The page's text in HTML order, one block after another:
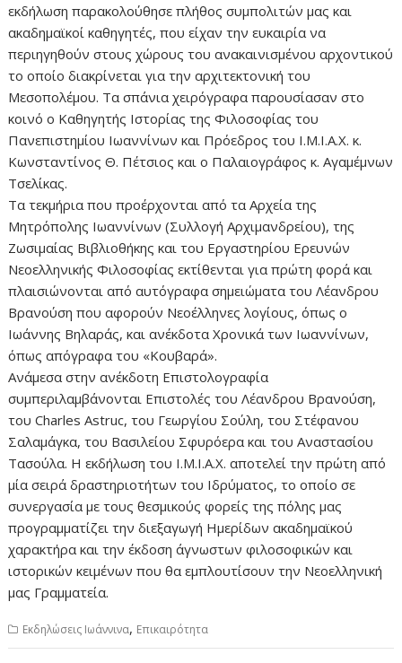
εκδήλωση παρακολούθησε πλήθος συμπολιτών μας και
ακαδημαϊκοί καθηγητές, που είχαν την ευκαιρία να
περιηγηθούν στους χώρους του ανακαινισμένου αρχοντικού
το οποίο διακρίνεται για την αρχιτεκτονική του
Μεσοπολέμου. Τα σπάνια χειρόγραφα παρουσίασαν στο
κοινό ο Καθηγητής Ιστορίας της Φιλοσοφίας του
Πανεπιστημίου Ιωαννίνων και Πρόεδρος του Ι.Μ.Ι.Α.Χ. κ.
Κωνσταντίνος Θ. Πέτσιος και ο Παλαιογράφος κ. Αγαμέμνων
Τσελίκας.
Τα τεκμήρια που προέρχονται από τα Αρχεία της
Μητρόπολης Ιωαννίνων (Συλλογή Αρχιμανδρείου), της
Ζωσιμαίας Βιβλιοθήκης και του Εργαστηρίου Ερευνών
Νεοελληνικής Φιλοσοφίας εκτίθενται για πρώτη φορά και
πλαισιώνονται από αυτόγραφα σημειώματα του Λέανδρου
Βρανούση που αφορούν Νεοέλληνες λογίους, όπως ο
Ιωάννης Βηλαράς, και ανέκδοτα Χρονικά των Ιωαννίνων,
όπως απόγραφα του «Κουβαρά».
Ανάμεσα στην ανέκδοτη Επιστολογραφία
συμπεριλαμβάνονται Επιστολές του Λέανδρου Βρανούση,
του Charles Astruc, του Γεωργίου Σούλη, του Στέφανου
Σαλαμάγκα, του Βασιλείου Σφυρόερα και του Αναστασίου
Τασούλα. Η εκδήλωση του Ι.Μ.Ι.Α.Χ. αποτελεί την πρώτη από
μία σειρά δραστηριοτήτων του Ιδρύματος, το οποίο σε
συνεργασία με τους θεσμικούς φορείς της πόλης μας
προγραμματίζει την διεξαγωγή Ημερίδων ακαδημαϊκού
χαρακτήρα και την έκδοση άγνωστων φιλοσοφικών και
ιστορικών κειμένων που θα εμπλουτίσουν την Νεοελληνική
μας Γραμματεία.
Εκδηλώσεις Ιωάννινα, Επικαιρότητα